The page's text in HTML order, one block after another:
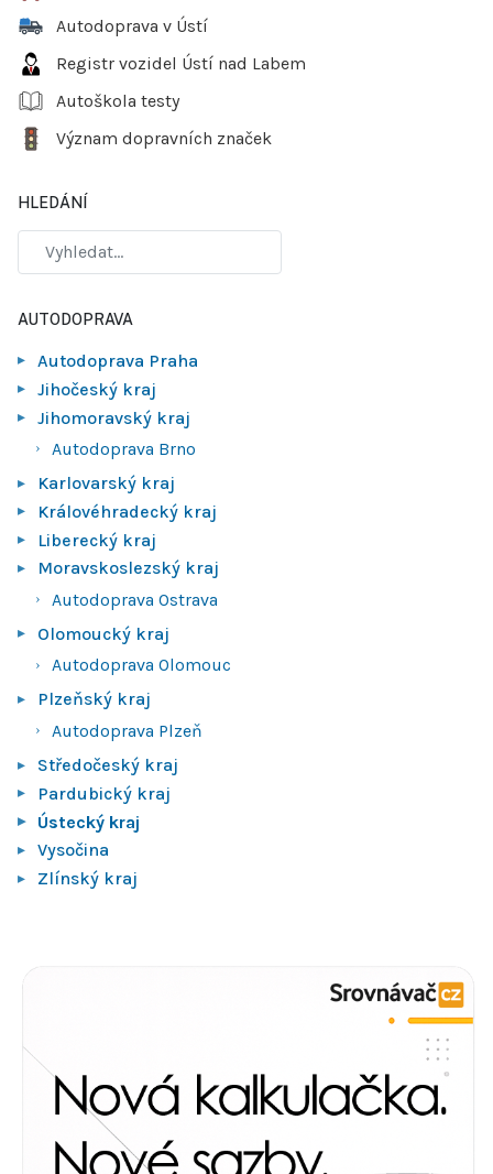
Autodoprava v Ústí
Registr vozidel Ústí nad Labem
Autoškola testy
Význam dopravních značek
HLEDÁNÍ
AUTODOPRAVA
Autodoprava Praha
Jihočeský kraj
Jihomoravský kraj
Autodoprava Brno
Karlovarský kraj
Královéhradecký kraj
Liberecký kraj
Moravskoslezský kraj
Autodoprava Ostrava
Olomoucký kraj
Autodoprava Olomouc
Plzeňský kraj
Autodoprava Plzeň
Středočeský kraj
Pardubický kraj
Ústecký kraj
Vysočina
Zlínský kraj